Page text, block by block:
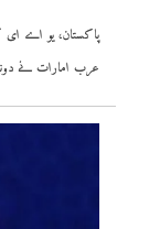
پاکستان، یو اے ای
عرب امارات نے